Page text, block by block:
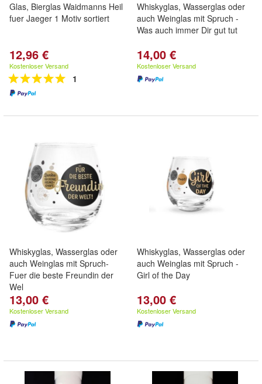
Glas, Bierglas Waidmanns Heil
fuer Jaeger 1 Motiv sortiert
12,96 €
Kostenloser Versand
1
Whiskyglas, Wasserglas oder
auch Weinglas mit Spruch -
Was auch immer Dir gut tut
14,00 €
Kostenloser Versand
Whiskyglas, Wasserglas oder
auch Weinglas mit Spruch-
Fuer die beste Freundin der
Wel
13,00 €
Kostenloser Versand
Whiskyglas, Wasserglas oder
auch Weinglas mit Spruch -
Girl of the Day
13,00 €
Kostenloser Versand